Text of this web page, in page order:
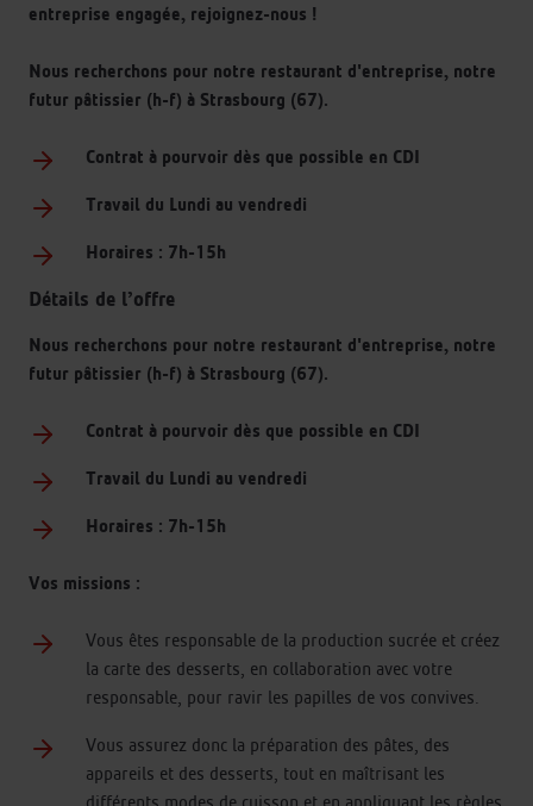
entreprise engagée, rejoignez-nous !
Nous recherchons pour notre restaurant d'entreprise, notre
futur pâtissier (h-f) à Strasbourg (67).
Contrat à pourvoir dès que possible en CDI
Travail du Lundi au vendredi
Horaires : 7h-15h
Détails de l’offre
Nous recherchons pour notre restaurant d'entreprise, notre
futur pâtissier (h-f) à Strasbourg (67).
Contrat à pourvoir dès que possible en CDI
Travail du Lundi au vendredi
Horaires : 7h-15h
Vos missions :
Vous êtes responsable de la production sucrée et créez
la carte des desserts, en collaboration avec votre
responsable, pour ravir les papilles de vos convives.
Vous assurez donc la préparation des pâtes, des
appareils et des desserts, tout en maîtrisant les
différents modes de cuisson et en appliquant les règles